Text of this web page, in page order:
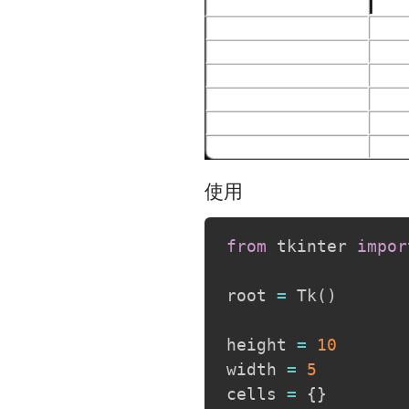
使用
from tkinter
root = Tk( )
height =
10
width =
5
cells = {}